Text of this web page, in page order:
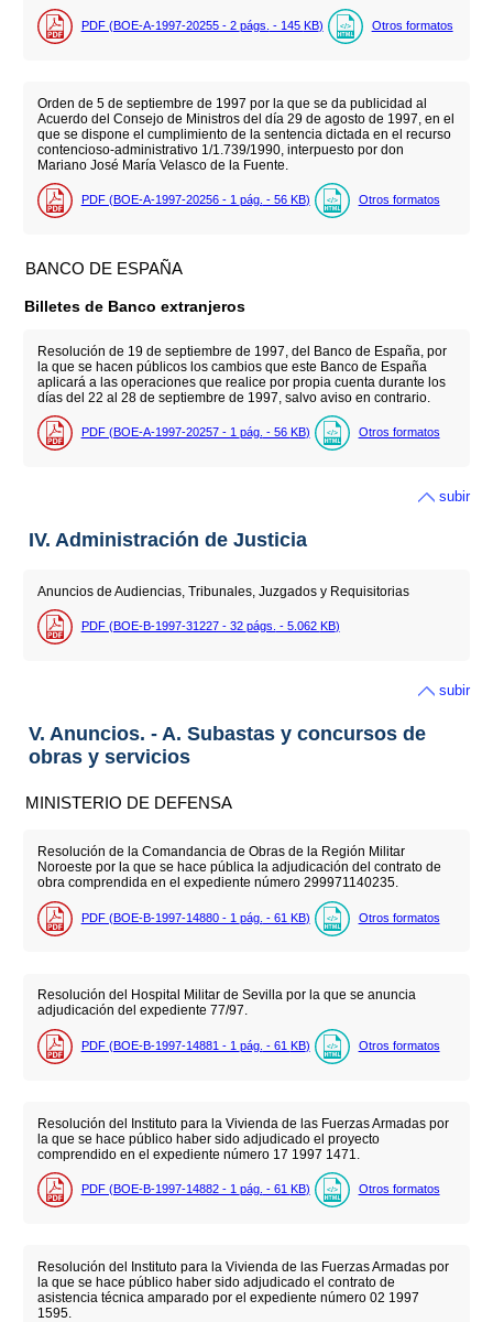
PDF (BOE-A-1997-20255 - 2 págs. - 145 KB) Otros formatos
Orden de 5 de septiembre de 1997 por la que se da publicidad al
Acuerdo del Consejo de Ministros del día 29 de agosto de 1997, en el
que se dispone el cumplimiento de la sentencia dictada en el recurso
contencioso-administrativo 1/1.739/1990, interpuesto por don
Mariano José María Velasco de la Fuente.
PDF (BOE-A-1997-20256 - 1 pág. - 56 KB) Otros formatos
BANCO DE ESPAÑA
Billetes de Banco extranjeros
Resolución de 19 de septiembre de 1997, del Banco de España, por
la que se hacen públicos los cambios que este Banco de España
aplicará a las operaciones que realice por propia cuenta durante los
días del 22 al 28 de septiembre de 1997, salvo aviso en contrario.
PDF (BOE-A-1997-20257 - 1 pág. - 56 KB) Otros formatos
subir
IV. Administración de Justicia
Anuncios de Audiencias, Tribunales, Juzgados y Requisitorias
PDF (BOE-B-1997-31227 - 32 págs. - 5.062 KB)
subir
V. Anuncios. - A. Subastas y concursos de
obras y servicios
MINISTERIO DE DEFENSA
Resolución de la Comandancia de Obras de la Región Militar
Noroeste por la que se hace pública la adjudicación del contrato de
obra comprendida en el expediente número 299971140235.
PDF (BOE-B-1997-14880 - 1 pág. - 61 KB) Otros formatos
Resolución del Hospital Militar de Sevilla por la que se anuncia
adjudicación del expediente 77/97.
PDF (BOE-B-1997-14881 - 1 pág. - 61 KB) Otros formatos
Resolución del Instituto para la Vivienda de las Fuerzas Armadas por
la que se hace público haber sido adjudicado el proyecto
comprendido en el expediente número 17 1997 1471.
PDF (BOE-B-1997-14882 - 1 pág. - 61 KB) Otros formatos
Resolución del Instituto para la Vivienda de las Fuerzas Armadas por
la que se hace público haber sido adjudicado el contrato de
asistencia técnica amparado por el expediente número 02 1997
1595.